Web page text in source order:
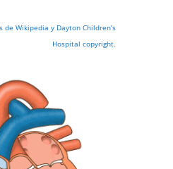
de Wikipedia y Dayton Children’s
Hospital copyright.